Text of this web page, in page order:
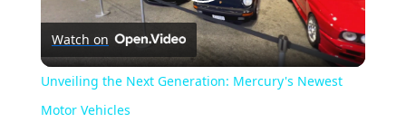
Video
Watch on
Unveiling the Next Generation: Mercury's Newest
Motor Vehicles